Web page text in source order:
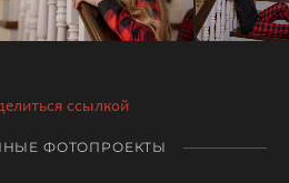
ссылкой
ФОТОПРОЕКТЫ